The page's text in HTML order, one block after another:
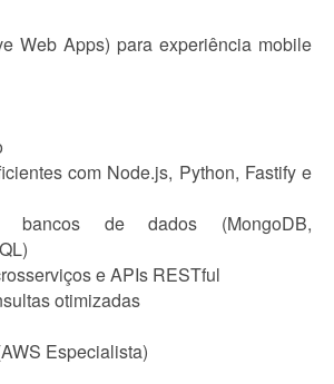
Web Apps) para experiência mobile
com Node.js, Python, Fastify e
bancos de dados (MongoDB,
e APIs RESTful
otimizadas
Especialista)